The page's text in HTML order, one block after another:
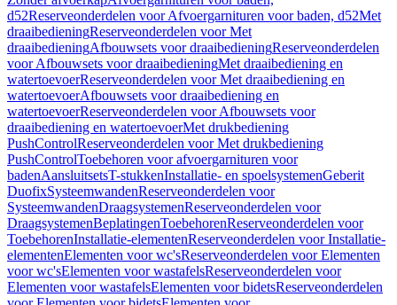
d52Reserveonderdelen voor Afvoergarnituren voor baden, d52Met
draaibedieningReserveonderdelen voor Met
draaibedieningAfbouwsets voor draaibedieningReserveonderdelen
voor Afbouwsets voor draaibedieningMet draaibediening en
watertoevoerReserveonderdelen voor Met draaibediening en
watertoevoerAfbouwsets voor draaibediening en
watertoevoerReserveonderdelen voor Afbouwsets voor
draaibediening en watertoevoerMet drukbediening
PushControlReserveonderdelen voor Met drukbediening
PushControlToebehoren voor afvoergarnituren voor
badenAansluitsetsT-stukkenInstallatie- en spoelsystemenGeberit
DuofixSysteemwandenReserveonderdelen voor
SysteemwandenDraagsystemenReserveonderdelen voor
DraagsystemenBeplatingenToebehorenReserveonderdelen voor
ToebehorenInstallatie-elementenReserveonderdelen voor Installatie-
elementenElementen voor wc'sReserveonderdelen voor Elementen
voor wc'sElementen voor wastafelsReserveonderdelen voor
Elementen voor wastafelsElementen voor bidetsReserveonderdelen